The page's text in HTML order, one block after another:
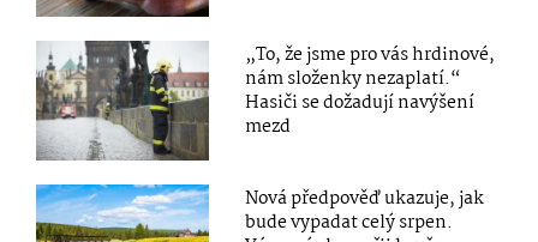
„To, že jsme pro vás hrdinové,
nám složenky nezaplatí.“
Hasiči se dožadují navýšení
mezd
Nová předpověď ukazuje, jak
bude vypadat celý srpen.